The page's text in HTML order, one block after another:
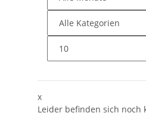
x
Leider befinden sich noch